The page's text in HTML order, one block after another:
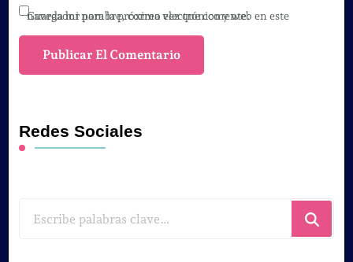
Guarda mi nombre, correo electrónico y web en este navegador para la próxima vez que comente.
Redes Sociales